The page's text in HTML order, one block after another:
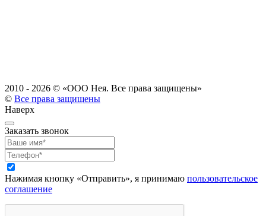
2010 - 2026 © «ООО Нея. Все права защищены»
© Все права защищены
Наверх
Заказать звонок
Нажимая кнопку «Отправить», я принимаю пользовательское
соглашение